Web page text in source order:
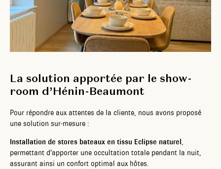
La solution apportée par le show-
room d’Hénin-Beaumont
Pour répondre aux attentes de la cliente, nous avons proposé
une solution sur-mesure :
Installation de stores bateaux en tissu Eclipse naturel,
permettant d’apporter une occultation totale pendant la nuit,
assurant ainsi un confort optimal aux hôtes.